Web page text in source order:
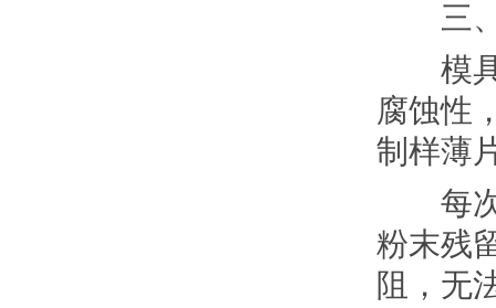
三、
模具
腐蚀性
制样薄
每次
粉末残
阻，无